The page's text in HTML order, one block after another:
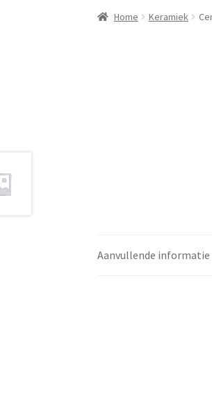
Home Keramiek
Aanvullende informatie